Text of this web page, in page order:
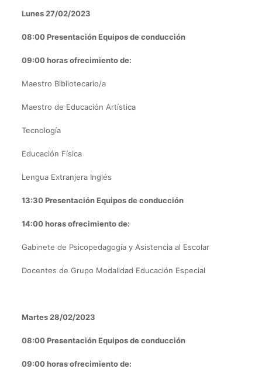
Lunes 27/02/2023
08:00 Presentación Equipos de conducción
09:00 horas ofrecimiento de:
Maestro Bibliotecario/a
Maestro de Educación Artística
Tecnología
Educación Física
Lengua Extranjera Inglés
13:30 Presentación Equipos de conducción
14:00 horas ofrecimiento de:
Gabinete de Psicopedagogía y Asistencia al Escolar
Docentes de Grupo Modalidad Educación Especial
Martes 28/02/2023
08:00 Presentación Equipos de conducción
09:00 horas ofrecimiento de: